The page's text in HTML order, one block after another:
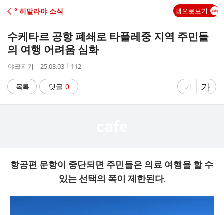
C
A
° 히말라야 소식 앱으로보기
수케타르 공항 폐쇄로 타플레중 지역 주민들
의 여행 어려움 심화
작
자
야크지기
작
시
간
25.03.03
조
수
112
목록 댓글 0
글
게
가
글
자
게
가
항공편 운항이 중단되면 주민들은 의료 여행을 할 수
있는 선택의 폭이 제한된다.